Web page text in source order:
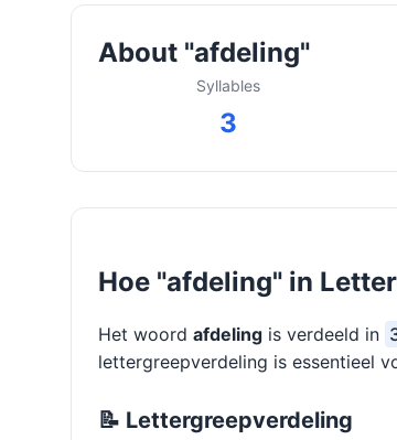
About "afdeling"
Syllables
3
Hoe "afdeling" in
Het woord afdeling is verdeeld in
lettergreepverdeling is essentieel
📝 Lettergreepverdeling